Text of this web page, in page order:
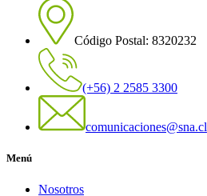
Código Postal: 8320232
(+56) 2 2585 3300
comunicaciones@sna.cl
Menú
Nosotros